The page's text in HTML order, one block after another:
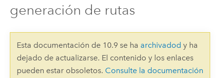
generación de rutas
Esta documentación de 10.9 se ha archivadod y ha
dejado de actualizarse. El contenido y los enlaces
pueden estar obsoletos. Consulte la documentación